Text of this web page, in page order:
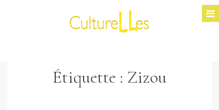
Étiquette : Zizou